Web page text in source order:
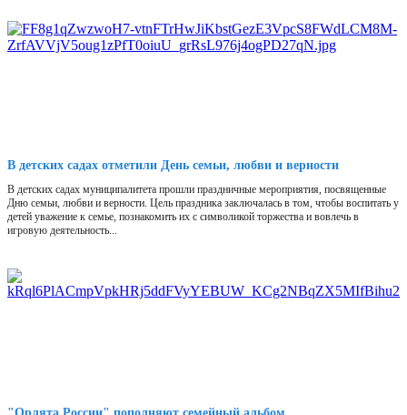
В детских садах отметили День семьи, любви и верности
В детских садах муниципалитета прошли праздничные мероприятия, посвященные
Дню семьи, любви и верности. Цель праздника заключалась в том, чтобы воспитать у
детей уважение к семье, познакомить их с символикой торжества и вовлечь в
игровую деятельность...